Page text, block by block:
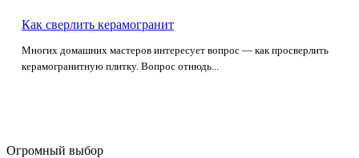
Как сверлить керамогранит
Многих домашних мастеров интересует вопрос — как просверлить
керамогранитную плитку. Вопрос отнюдь...
Огромный выбор